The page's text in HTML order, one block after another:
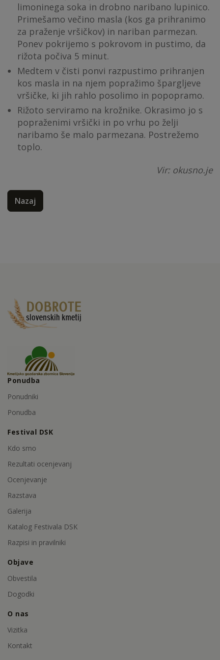
limoninega soka in drobno naribano lupinico.
Primešamo večino masla (kos ga prihranimo
za praženje vršičkov) in nariban parmezan.
Ponev pokrijemo s pokrovom in pustimo, da
rižota počiva 5 minut.
Medtem v čisti ponvi razpustimo prihranjen
kos masla in na njem popražimo špargljeve
vršičke, ki jih rahlo posolimo in popopramo.
Rižoto serviramo na krožnike. Okrasimo jo s
popraženimi vršički in po vrhu po želji
naribamo še malo parmezana. Postrežemo
toplo.
Vir: okusno.je
Nazaj
Ponudba
Ponudniki
Ponudba
Festival DSK
Kdo smo
Rezultati ocenjevanj
Ocenjevanje
Razstava
Galerija
Katalog Festivala DSK
Razpisi in pravilniki
Objave
Obvestila
Dogodki
O nas
Vizitka
Kontakt